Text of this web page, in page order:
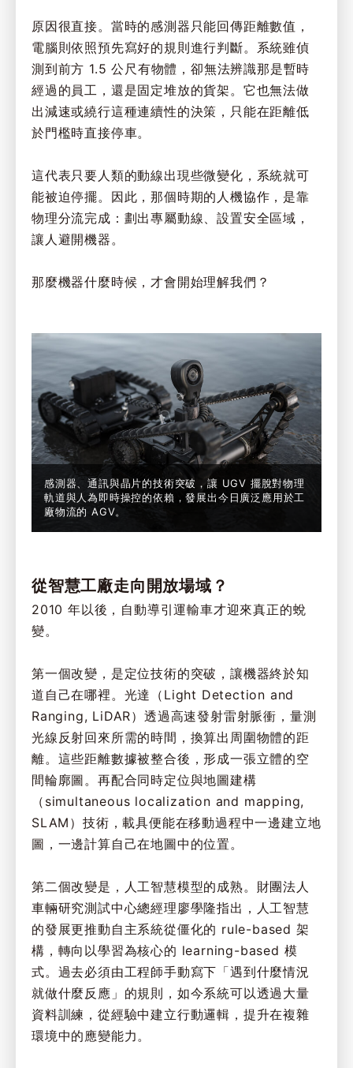
原因很直接。當時的感測器只能回傳距離數值，
電腦則依照預先寫好的規則進行判斷。系統雖偵
測到前方 1.5 公尺有物體，卻無法辨識那是暫時
經過的員工，還是固定堆放的貨架。它也無法做
出減速或繞行這種連續性的決策，只能在距離低
於門檻時直接停車。
這代表只要人類的動線出現些微變化，系統就可
能被迫停擺。因此，那個時期的人機協作，是靠
物理分流完成：劃出專屬動線、設置安全區域，
讓人避開機器。
那麼機器什麼時候，才會開始理解我們？
感測器、通訊與晶片的技術突破，讓 UGV 擺脫對物理
軌道與人為即時操控的依賴，發展出今日廣泛應用於工
廠物流的 AGV。
從智慧工廠走向開放場域？
2010 年以後，自動導引運輸車才迎來真正的蛻
變。
第一個改變，是定位技術的突破，讓機器終於知
道自己在哪裡。光達（Light Detection and
Ranging, LiDAR）透過高速發射雷射脈衝，量測
光線反射回來所需的時間，換算出周圍物體的距
離。這些距離數據被整合後，形成一張立體的空
間輪廓圖。再配合同時定位與地圖建構
（simultaneous localization and mapping,
SLAM）技術，載具便能在移動過程中一邊建立地
圖，一邊計算自己在地圖中的位置。
第二個改變是，人工智慧模型的成熟。財團法人
車輛研究測試中心總經理廖學隆指出，人工智慧
的發展更推動自主系統從僵化的 rule-based 架
構，轉向以學習為核心的 learning-based 模
式。過去必須由工程師手動寫下「遇到什麼情況
就做什麼反應」的規則，如今系統可以透過大量
資料訓練，從經驗中建立行動邏輯，提升在複雜
環境中的應變能力。